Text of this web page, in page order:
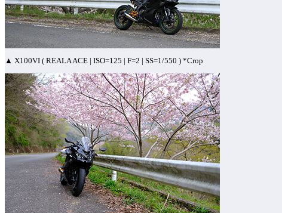
▲ X100VI ( REALA ACE | ISO=125 | F=2 | SS=1/550 ) *Crop